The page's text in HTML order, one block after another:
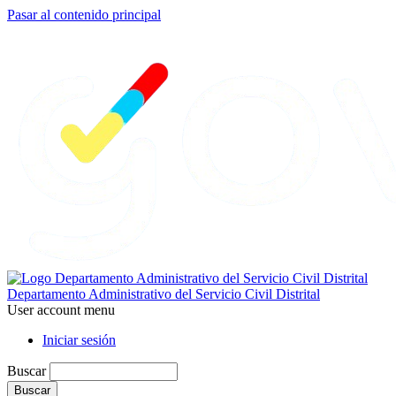
Pasar al contenido principal
Departamento Administrativo del Servicio Civil Distrital
User account menu
Iniciar sesión
Buscar